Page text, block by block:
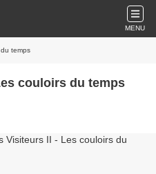
MENU
temps
couloirs du temps